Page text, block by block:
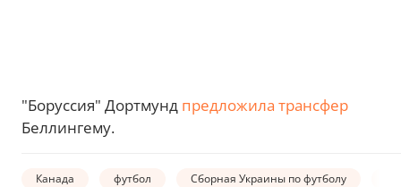
"Боруссия" Дортмунд предложила трансфер
Беллингему.
Канада футбол Сборная Украины по футболу